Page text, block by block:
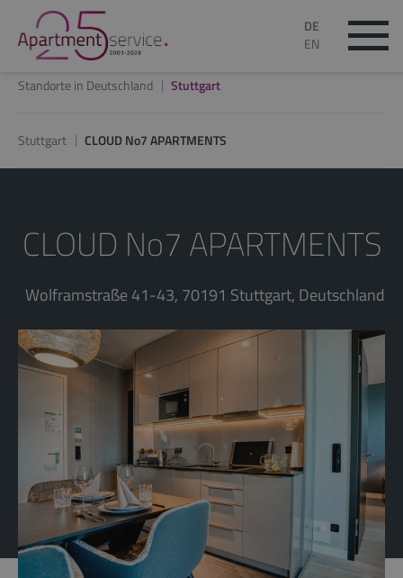
DE
EN
Standorte in Deutschland Stuttgart
Stuttgart CLOUD No7 APARTMENTS
CLOUD No7 APARTMENTS
Wolframstraße 41-43, 70191 Stuttgart, Deutschland